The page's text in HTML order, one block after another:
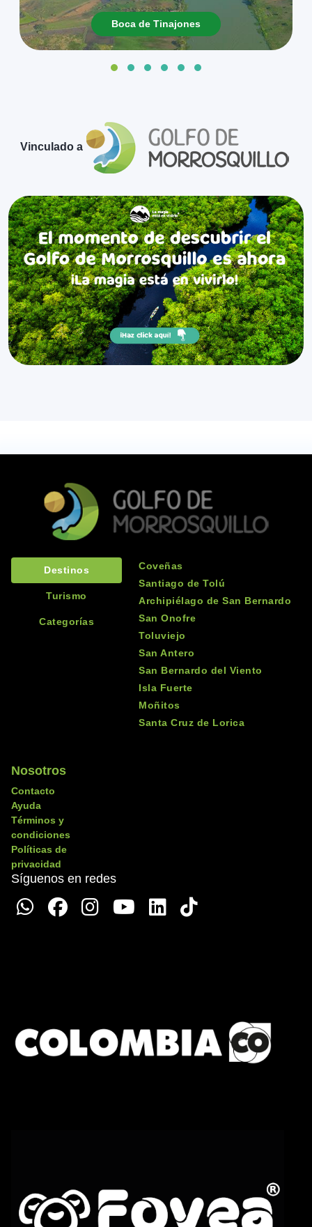
Boca de Tinajones
Vinculado a
Destinos
Turismo
Categorías
Coveñas
Santiago de Tolú
Archipiélago de San Bernardo
San Onofre
Toluviejo
San Antero
San Bernardo del Viento
Isla Fuerte
Moñitos
Santa Cruz de Lorica
Nosotros
Contacto
Ayuda
Términos y
condiciones
Políticas de
privacidad
Síguenos en redes